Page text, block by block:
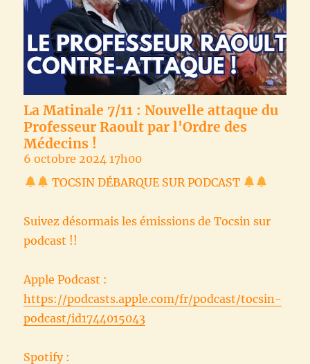
La Matinale 7/11 : Nouvelle attaque du
Professeur Raoult par l'Ordre des
Médecins !
6 octobre 2024 17h00
TOCSIN DÉBARQUE SUR PODCAST
Suivez désormais les émissions de Tocsin sur
podcast !!
Apple Podcast :
https://podcasts.apple.com/fr/podcast/tocsin-
podcast/id1744015043
Spotify :